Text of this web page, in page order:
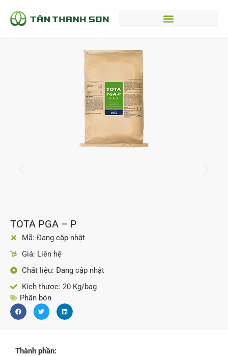
TOTA PGA – P
Mã: Đang cập nhật
Giá: Liên hệ
Chất liệu: Đang cập nhật
Kích thươc: 20 Kg/bag
Phân bón
Thành phần: